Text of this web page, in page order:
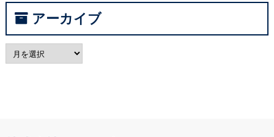
アーカイブ